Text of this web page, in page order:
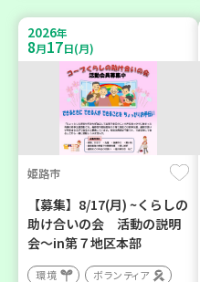
2026年
8月17日(月)
姫路市
【募集】8/17(月) ~くらしの
助け合いの会 活動の説明
会～in第７地区本部
環境 ボランティア